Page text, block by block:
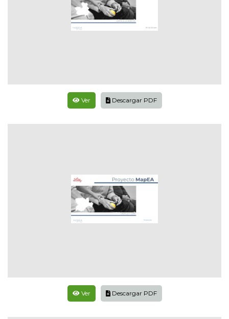
Ver Descargar PDF
Ver Descargar PDF